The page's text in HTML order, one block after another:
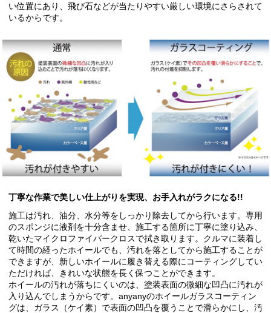
い位置にあり、飛び石などが当たりやすい厳しい環境にさらされて
いるからです。
丁寧な作業で美しい仕上がりを実現、お手入れがラクになる!!
施工は汚れ、油分、水分等をしっかり除去してから行います。専用
のスポンジに液剤を十分含ませ、施工する箇所に丁寧に塗り込み、
乾いたマイクロファイバークロスで拭き取ります。クルマに装着し
て時間の経ったホイールでも、汚れを落としてから施工することが
できますが、新しいホイールに履き替える際にコーティングしてい
ただければ、きれいな状態を長く保つことができます。
ホイールの汚れが落ちにくいのは、塗装表面の微細な凹凸に汚れが
入り込んでしまうからです。anyanyのホイールガラスコーティン
グは、ガラス（ケイ素）で表面の凹凸を覆うことで滑らかにし、汚